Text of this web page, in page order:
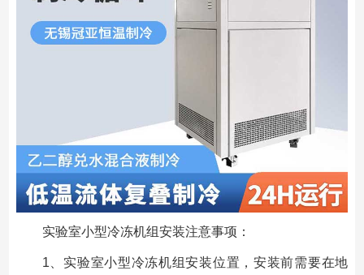
实验室小型冷冻机组安装注意事项：
1、实验室小型冷冻机组安装位置，安装前需要在地